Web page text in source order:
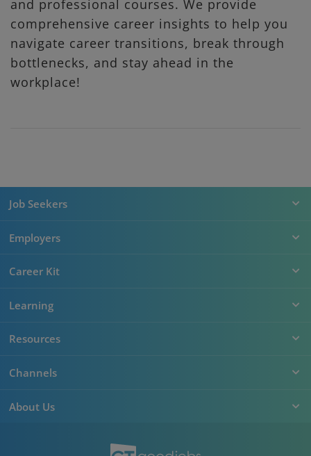
and professional courses. We provide
comprehensive career insights to help you
navigate career transitions, break through
bottlenecks, and stay ahead in the
workplace!
Job Seekers
Employers
Career Kit
Learning
Resources
Channels
About Us